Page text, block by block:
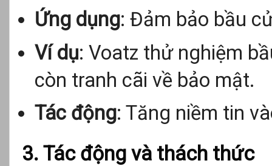
Ứng dụng: Đảm bảo bầu
Ví dụ: Voatz thử nghiệm
còn tranh cãi về bảo mật.
Tác động: Tăng niềm tin
3. Tác động và thách thức